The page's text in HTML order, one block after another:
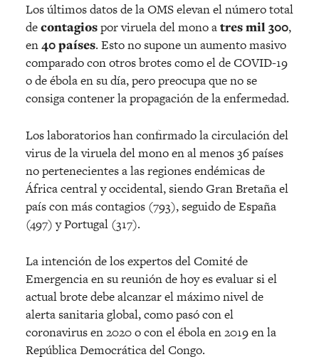
Los últimos datos de la OMS elevan el número total
decontagiospor viruela del mono atres mil 300,
en40 países. Esto no supone un aumento masivo
comparado con otros brotes como el de COVID-19
o de ébola en su día, pero preocupa que no se
consiga contener la propagación de la enfermedad.
Los laboratorios han confirmado la circulación del
virus de la viruela del mono en al menos 36 países
no pertenecientes a las regiones endémicas de
África central y occidental, siendo Gran Bretaña el
país con más contagios (793), seguido de España
(497) y Portugal (317).
La intención de los expertos del Comité de
Emergencia en su reunión de hoy es evaluar si el
actual brote debe alcanzar el máximo nivel de
alerta sanitaria global, como pasó con el
coronavirus en 2020 o con el ébola en 2019 en la
República Democrática del Congo.